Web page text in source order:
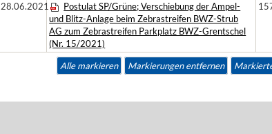
28.06.2021
Postulat SP/Grüne; Verschiebung der Ampel-
und Blitz-Anlage beim Zebrastreifen BWZ-Strub
AG zum Zebrastreifen Parkplatz BWZ-Grentschel
(Nr. 15/2021)
Alle markieren Markierungen entfernen